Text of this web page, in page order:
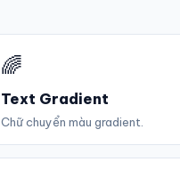
🌈
Text Gradient
Chữ chuyển màu gradient.